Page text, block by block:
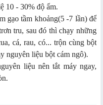
10 - 30% độ ẩm.
gạo tầm khoảng(5 -7 lần) để
tru, sau đó thì chạy những
cá, rau, có... trộn cùng bột
nguyên liệu bột cám ngô).
liệu nên tắt máy ngay,